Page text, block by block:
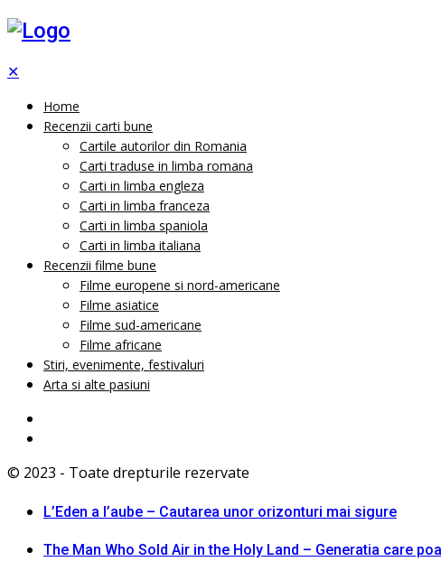
✕
Home
Recenzii carti bune
Cartile autorilor din Romania
Carti traduse in limba romana
Carti in limba engleza
Carti in limba franceza
Carti in limba spaniola
Carti in limba italiana
Recenzii filme bune
Filme europene si nord-americane
Filme asiatice
Filme sud-americane
Filme africane
Stiri, evenimente, festivaluri
Arta si alte pasiuni
© 2023 - Toate drepturile rezervate
L’Eden a I’aube – Cautarea unor orizonturi mai sigure
The Man Who Sold Air in the Holy Land – Generatia care